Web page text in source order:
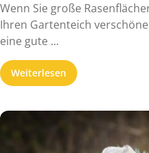
Wenn Sie große
Ihren Gartenteich
eine gute ...
Weiterlesen